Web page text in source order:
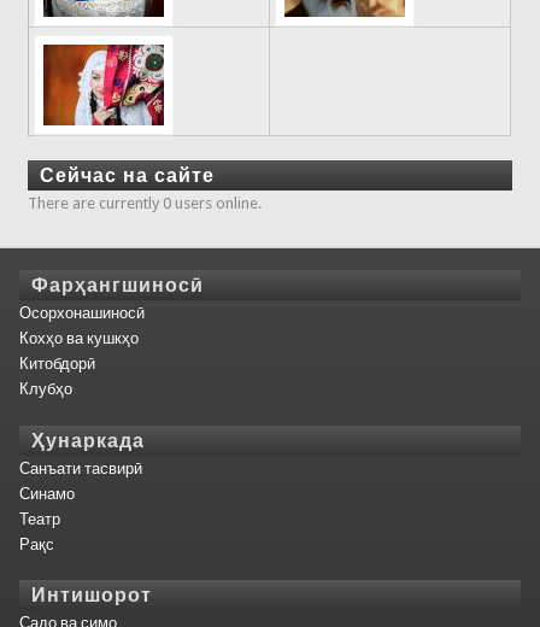
Сейчас на сайте
There are currently 0 users online.
Фарҳангшиносӣ
Осорхонашиносӣ
Кохҳо ва кушкҳо
Китобдорӣ
Клубҳо
Ҳунаркада
Санъати тасвирӣ
Синамо
Театр
Рақс
Интишорот
Садо ва симо